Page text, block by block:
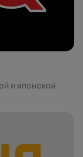
и японской